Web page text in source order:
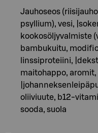
Jauhoseos
psyllium), vesi,
kookosöljyvalmiste
bambukuitu,
linssiproteiini,
maitohappo,
oliiviuute, b12-
sooda, suola